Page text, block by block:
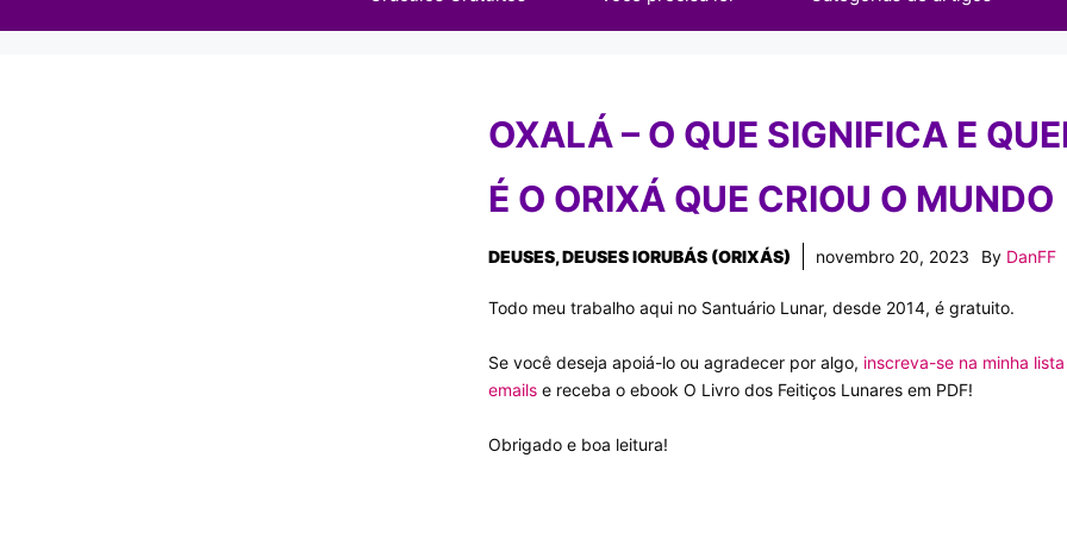
OXALÁ – O QUE SIGNIFICA E
É O ORIXÁ QUE CRIOU O MUNDO
DEUSES,DEUSES IORUBÁS (ORIXÁS) novembro 20, 2023 By DanFF
Todo meu trabalho aqui no Santuário Lunar, desde 2014, é gratuito.
Se você deseja apoiá-lo ou agradecer por algo, inscreva-se na minha
emailse receba o ebook O Livro dos Feitiços Lunares em PDF!
Obrigado e boa leitura!